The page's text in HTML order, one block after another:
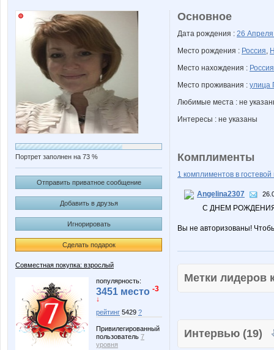
Портрет заполнен на 73 %
Отправить приватное сообщение
Добавить в друзья
Игнорировать
Сделать подарок
Совместная покупка: взрослый
популярность:
3451 место -3
↓
рейтинг 5429 ?
Привилегированный
пользователь 7
уровня
Основное
Дата рождения : 26
Место рождения : Россия,
Место нахождения : Россия
Место проживания : улица
Любимые места : не
Интересы : не указаны
Комплименты
1 комплиментов в гостевой
Angelina2307
С ДНЕМ
Вы не авторизованы!
Метки
Интервью (19)